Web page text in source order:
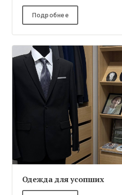
Подробнее
Одежда для усопших